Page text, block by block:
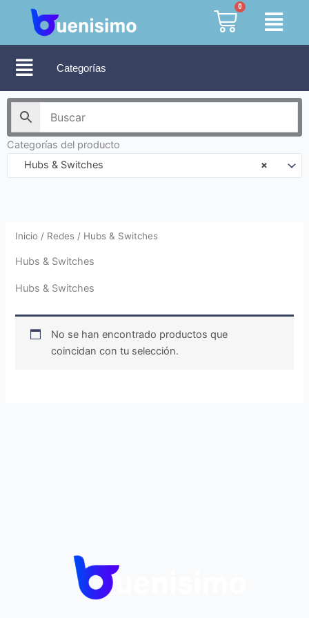
contenido
0
Cart
Categorías
Categorías del producto
×
Hubs & Switches
Inicio / Redes / Hubs & Switches
Hubs & Switches
Hubs & Switches
No se han encontrado productos que
coincidan con tu selección.